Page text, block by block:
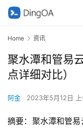
Home 资讯
聚水潭和管易
点详细对比）
阿金 2023年5月12日
摘要：聚水潭和管